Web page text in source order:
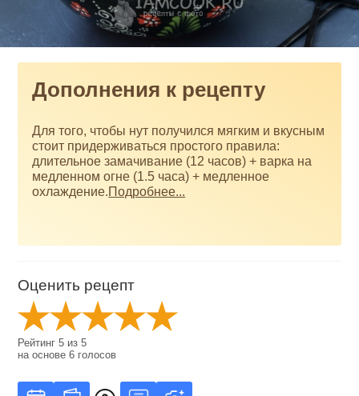
Дополнения к рецепту
Для того, чтобы нут получился мягким и вкусным
стоит придерживаться простого правила:
длительное замачивание (12 часов) + варка на
медленном огне (1.5 часа) + медленное
охлаждение.Подробнее...
Оценить рецепт
Рейтинг5 из5
на основе6 голосов